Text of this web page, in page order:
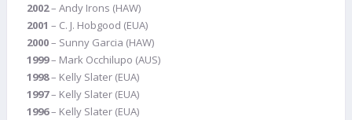
2002– Andy Irons (HAW)
2001 – C. J. Hobgood (EUA)
2000– Sunny Garcia (HAW)
1999– Mark Occhilupo (AUS)
1998– Kelly Slater (EUA)
1997– Kelly Slater (EUA)
1996– Kelly Slater (EUA)